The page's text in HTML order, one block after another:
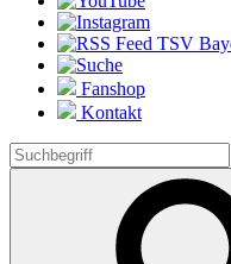
Fanshop
Kontakt